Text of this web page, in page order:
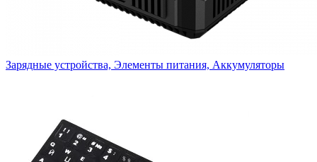
Зарядные устройства, Элементы питания, Аккумуляторы